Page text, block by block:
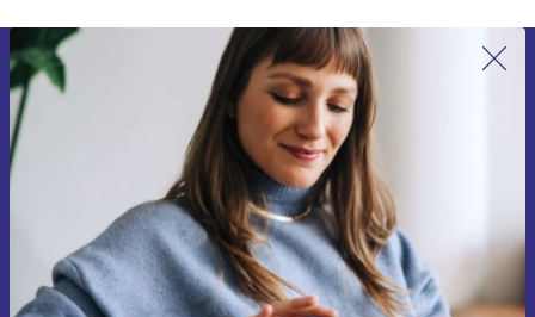
Tilmeld dig vores nyhedsbrev for
første gang og spar 115 kr!
Gå aldrig glip af et tilbud igen.
Anmod om kupon
Du kan finde information omkring vores brug af personlig data i vores